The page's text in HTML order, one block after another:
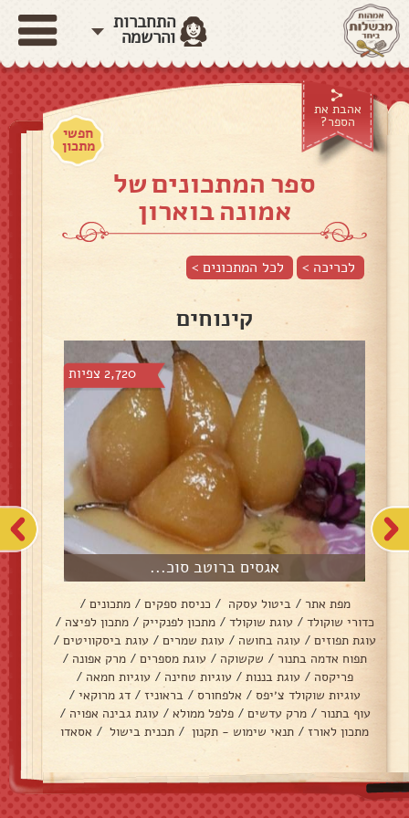
התחברות
והרשמה
אהבת את
הספר?
חפשי
מתכון
ספר המתכונים של
אמונה בוארון
לכריכה > לכל המתכונים >
קינוחים
2,720 צפיות
אגסים ברוטב סוכ...
מפת אתר / ביטול עסקה / כניסת ספקים / מתכונים /
כדורי שוקולד / עוגת שוקולד / מתכון לפנקייק / מתכון לפיצה /
עוגת תפוזים / עוגה בחושה / עוגת שמרים / עוגת ביסקוויטים /
תפוח אדמה בתנור / שקשוקה / עוגת מספרים / מרק אפונה /
פריקסה / עוגת בננות / עוגיות טחינה / עוגיות חמאה /
עוגיות שוקולד צ׳יפס / אלפחורס / בראוניז / דג מרוקאי /
עוף בתנור / מרק עדשים / פלפל ממולא / עוגת גבינה אפויה /
מתכון לאורז / תנאי שימוש - תקנון / תכנית בישול / אסאדו